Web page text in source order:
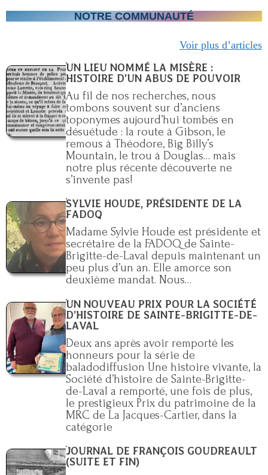
NOTRE COMMUNAUTÉ
Voir plus d’articles
UN LIEU NOMMÉ LA MISÈRE :
HISTOIRE D’UN ABUS DE POUVOIR
Au fil de nos recherches, nous
tombons souvent sur d’anciens
toponymes aujourd’hui tombés en
désuétude : la route à Gibson, le
remous à Théodore, Big Billy’s
Mountain, le trou à Douglas… mais
notre plus récente découverte ne
s’invente pas!
SYLVIE HOUDE, PRÉSIDENTE DE LA
FADOQ
Madame Sylvie Houde est présidente et
secrétaire de la FADOQ de Sainte-
Brigitte-de-Laval depuis maintenant un
peu plus d’un an. Elle amorce son
deuxième mandat. Nous…
UN NOUVEAU PRIX POUR LA SOCIÉTÉ
D’HISTOIRE DE SAINTE-BRIGITTE-DE-
LAVAL
Deux ans après avoir remporté les
honneurs pour la série de
baladodiffusion Une histoire vivante, la
Société d’histoire de Sainte-Brigitte-
de-Laval a remporté, une fois de plus,
le prestigieux Prix du patrimoine de la
MRC de La Jacques-Cartier, dans la
catégorie
JOURNAL DE FRANÇOIS GOUDREAULT
(SUITE ET FIN)